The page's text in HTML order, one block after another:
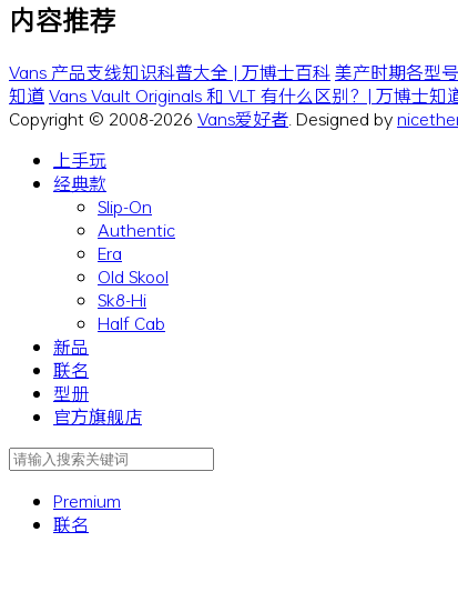
内容推荐
Vans 产品支线知识科普大全 | 万博士百科美产时期各型
知道Vans Vault Originals 和 VLT 有什么区别？| 万博士知
Copyright © 2008-2026 Vans爱好者 . Designed by
上手玩
经典款
Slip-On
Authentic
Era
Old Skool
Sk8-Hi
Half Cab
新品
联名
型册
官方旗舰店
Premium
联名